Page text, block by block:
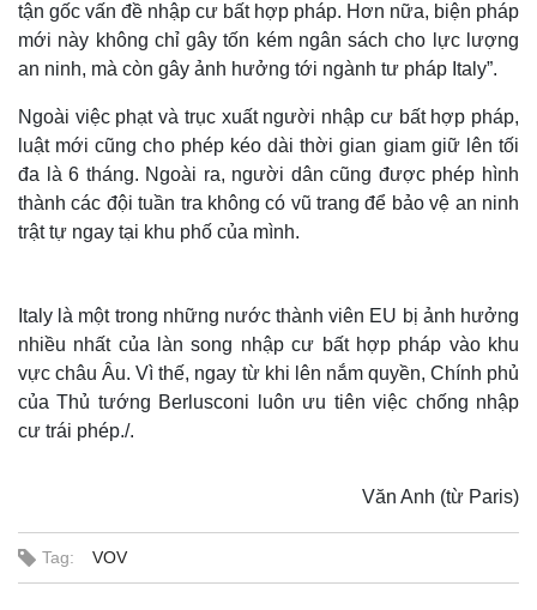
tận gốc vấn đề nhập cư bất hợp pháp. Hơn nữa, biện pháp
mới này không chỉ gây tốn kém ngân sách cho lực lượng
an ninh, mà còn gây ảnh hưởng tới ngành tư pháp Italy”.
Ngoài việc phạt và trục xuất người nhập cư bất hợp pháp,
luật mới cũng cho phép kéo dài thời gian giam giữ lên tối
đa là 6 tháng. Ngoài ra, người dân cũng được phép hình
thành các đội tuần tra không có vũ trang để bảo vệ an ninh
trật tự ngay tại khu phố của mình.
Italy là một trong những nước thành viên EU bị ảnh hưởng
nhiều nhất của làn song nhập cư bất hợp pháp vào khu
vực châu Âu. Vì thế, ngay từ khi lên nắm quyền, Chính phủ
của Thủ tướng Berlusconi luôn ưu tiên việc chống nhập
cư trái phép./.
Văn Anh (từ Paris)
Tag: VOV